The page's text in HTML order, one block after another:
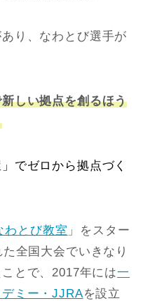
り、なわとび選手が
しい拠点を創るほう
でゼロから拠点づく
わとび教室 」をスター
全国大会でいきなり
とで、2017年には一
ミー・JJRAを設立